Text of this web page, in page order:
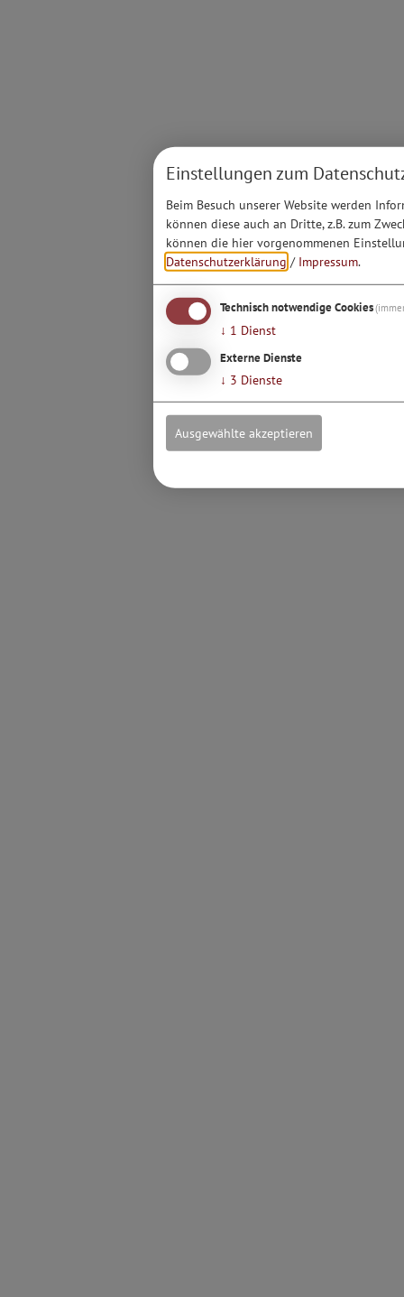
Einstellungen zum
Beim Besuch unserer Website werden
können diese auch an Dritte, z.B. zum
können die hier vorgenommenen
Datenschutzerklärung / Impressum.
Technisch notwendige Cookies
↓ 1 Dienst
Externe Dienste
↓ 3 Dienste
Ausgewählte akzeptieren